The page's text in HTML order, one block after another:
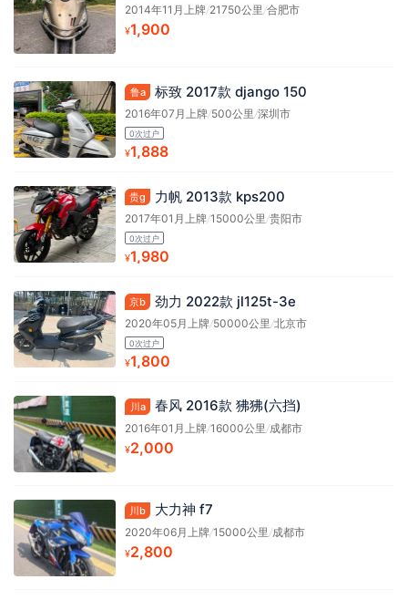
2014年11月上牌/21750公里 /合肥市
¥1,900
鲁a 标致 2017款 django 150
2016年07月上牌/500公里 /深圳市
0次过户
¥1,888
贵g 力帆 2013款 kps200
2017年01月上牌/15000公里 /贵阳市
0次过户
¥1,980
京b 劲力 2022款 jl125t-3e
2020年05月上牌/50000公里 /北京市
0次过户
¥1,800
川a 春风 2016款 狒狒(六挡)
2016年01月上牌/16000公里 /成都市
¥2,000
川b 大力神 f7
2020年06月上牌/15000公里 /成都市
¥2,800